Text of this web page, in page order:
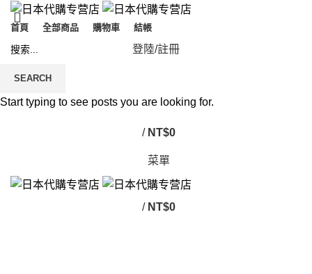
首頁 全部商品 購物車 結帳
登陸/註冊
/ NT$0
菜單
/ NT$0
SEARCH
Start typing to see posts you are looking for.